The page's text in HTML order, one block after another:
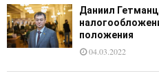
Даниил
положения
04.03.2022